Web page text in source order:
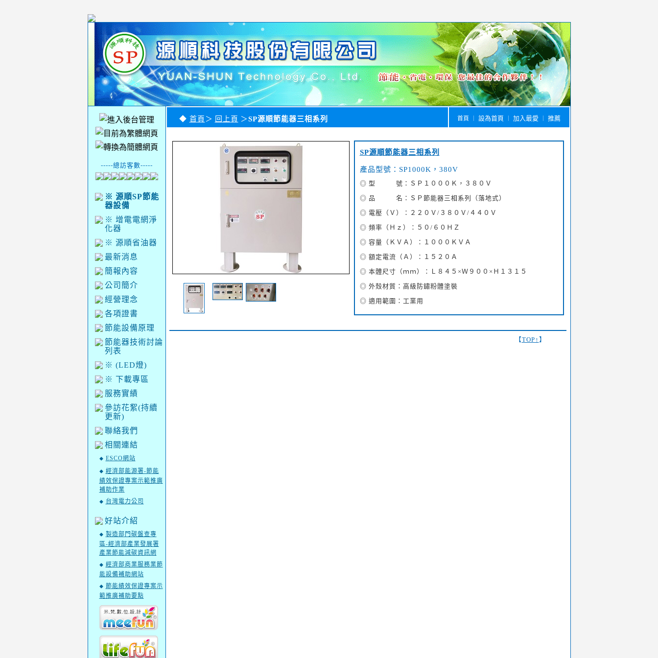
-----總訪客數-----
※ 源順SP節能
器設備
※ 增電電網淨
化器
※ 源順省油器
最新消息
簡報內容
公司簡介
經營理念
各項證書
節能設備原理
節能器技術討論
列表
※ (LED燈)
※ 下載專區
服務實績
參訪花絮(持續
更新)
聯絡我們
相關連結
◆ ESCO網站
◆ 經濟部能源署-節能
績效保證專案示範推廣
補助作業
◆ 台灣電力公司
好站介紹
◆ 製造部門碳盤查專
區-經濟部產業發展署
產業節能減碳資訊網
◆ 經濟部商業服務業節
能設備補助網站
◆ 節能績效保證專案示
範推廣補助要點
◆ 首頁 ＞ 回上頁 ＞SP源順節能器三相系列 首頁 設為首頁 加入最愛 推薦
SP源順節能器三相系列
產品型號：SP1000K，380V
◎ 型 號：ＳＰ１０００Ｋ，３８０Ｖ
◎ 品 名：ＳＰ節能器三相系列（落地式）
◎ 電壓（Ｖ）：２２０Ｖ/３８０Ｖ/４４０Ｖ
◎ 頻率（Ｈｚ）：５０/６０ＨＺ
◎ 容量（ＫＶＡ）：１０００ＫＶＡ
◎ 額定電流（Ａ）：１５２０Ａ
◎ 本體尺寸（ｍｍ）：Ｌ８４５×Ｗ９００×Ｈ１３１５
◎ 外殼材質：高級防鏽粉體塗裝
◎ 適用範圍：工業用
【TOP↑ 】